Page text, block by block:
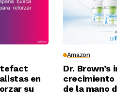
en
su
Amazon
Dr. Brown’s
crecimiento
de la mano